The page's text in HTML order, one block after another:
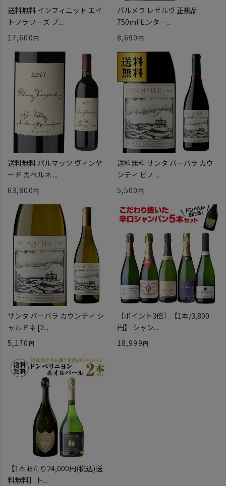
送料無料 インフィニット エイ
トフラワーズ ブ...
17,600
パルメラ レゼルヴ 正規品
750mlモンター...
8,690
送料無料 パルマッツ ヴィンヤ
ード カベルネ ...
63,800
送料無料 サンタ バーバラ カウ
ンティ ピノ ...
5,500
サンタ バーバラ カウンティ シ
ャルドネ [2...
5,170
［ポイント3倍］【1本/3,800
円】 シャン...
18,999
【1本あたり24,000円(税込)送
料無料】ト...